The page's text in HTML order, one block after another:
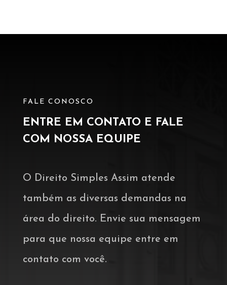
FALE CONOSCO
ENTRE EM CONTATO E FALE
COM NOSSA EQUIPE
O Direito Simples Assim atende
também as diversas demandas na
área do direito. Envie sua mensagem
para que nossa equipe entre em
contato com você.